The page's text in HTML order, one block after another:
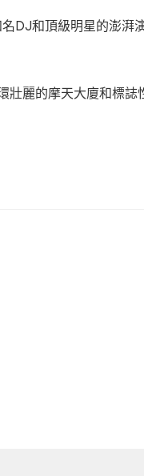
DJ和頂級明星的澎湃
壯麗的摩天大廈和標誌